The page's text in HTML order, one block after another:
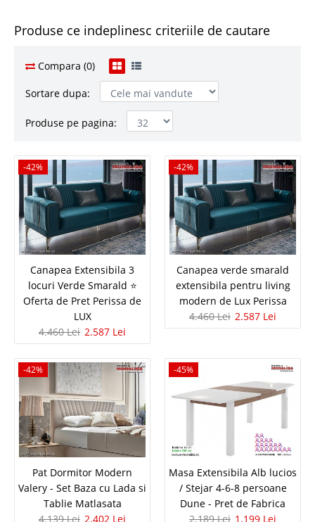
Produse ce indeplinesc criteriile de cautare
Compara (0)
Sortare dupa:
Produse pe pagina:
-42%
Canapea Extensibila 3 locuri Verde
Smarald ⭐ Oferta de Pret Perissa de
LUX
Oferta cu Reducere Maxima Canapele 3 locuri extensibile Verde inchis pt.
Living modern⭐ de Lux Perissa Oferta Speciala de pret
canapea extensibila 3 locuri verde smarald pe catifea inchisa – ​Valabila in
limita stocurilor Canapeaua Perissa de 3 locu..
4.460 Lei
Pret Redus 2.587 Lei
In Stoc
Vezi Detalii
-42%
Canapea Extensibila 3
locuri Verde Smarald ⭐
Oferta de Pret Perissa de
LUX
4.460 Lei 2.587 Lei
-42%
Canapea verde smarald
extensibila pentru living
modern de Lux Perissa
4.460 Lei 2.587 Lei
-42%
Pat Dormitor Modern
Valery - Set Baza cu Lada si
Tablie Matlasata
4.139 Lei 2.402 Lei
-45%
Masa Extensibila Alb lucios
/ Stejar 4-6-8 persoane
Dune - Pret de Fabrica
2.189 Lei 1.199 Lei